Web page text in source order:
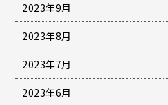
2023年9月
2023年8月
2023年7月
2023年6月